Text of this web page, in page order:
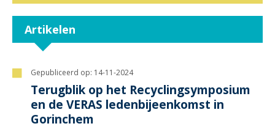
Artikelen
Gepubliceerd op: 14-11-2024
Terugblik op het Recyclingsymposium
en de VERAS ledenbijeenkomst in
Gorinchem